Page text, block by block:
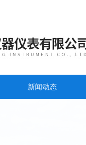
新闻动态